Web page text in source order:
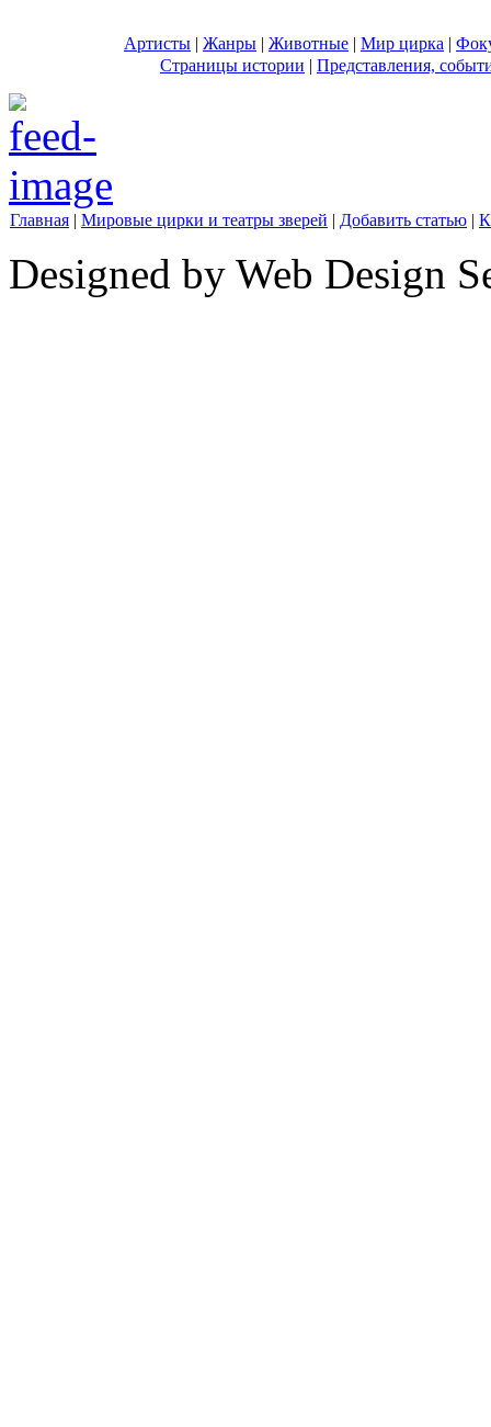
Артисты | Жанры | Животные | Мир цирка |
Страницы истории | Представления,
Главная | Мировые цирки и театры зверей | Добавить статью |
Designed by Web Design